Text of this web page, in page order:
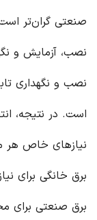
صنعتی گران‌تر
نصب، آزمایش و
نصب و نگهداری
است. در نتیجه،
نیازهای خاص هر
برق خانگی برای
برق صنعتی برای